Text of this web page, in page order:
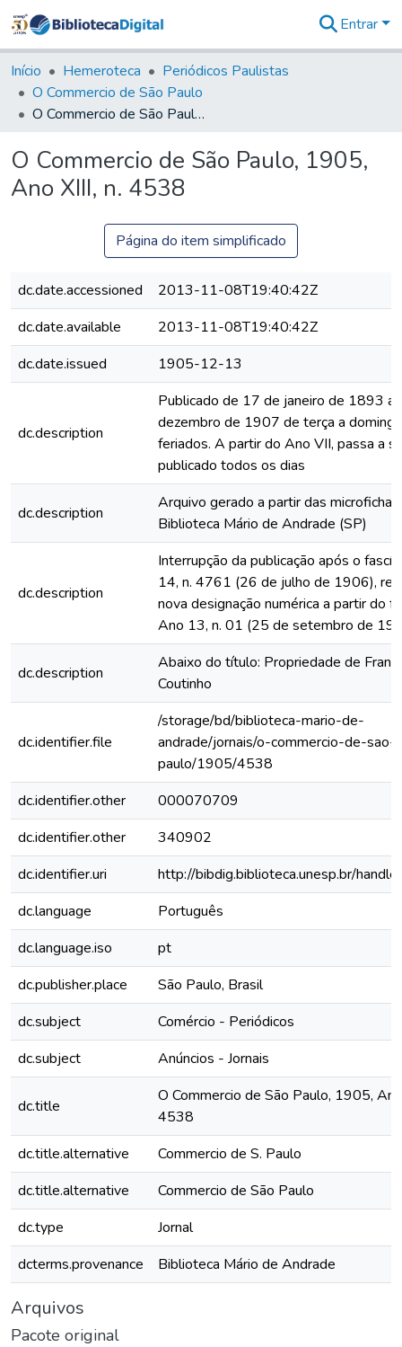
&
Coleções
Tudo na
Biblioteca
Estatísticas
Entrar
Início Hemeroteca
Periódicos Paulistas
O Commercio de São Paulo
O Commercio de São Paulo, 1905, Ano XIII, n. 4538
O Commercio de São Paulo, 1905,
Ano XIII, n. 4538
Página do item simplificado
dc.date.accessioned
2013-11-08T19:40:42Z
dc.date.available
2013-11-08T19:40:42Z
dc.date.issued
1905-12-13
dc.description
Publicado de 17 de janeiro de 1893 a
dezembro de 1907 de terça a
feriados. A partir do Ano VII, passa a
publicado todos os dias
dc.description
Arquivo gerado a partir das
Biblioteca Mário de Andrade (SP)
dc.description
Interrupção da publicação após o
14, n. 4761 (26 de julho de 1906),
nova designação numérica a partir do
Ano 13, n. 01 (25 de setembro de
dc.description
Abaixo do título: Propriedade de
Coutinho
dc.identifier.file
/storage/bd/biblioteca-mario-de-
andrade/jornais/o-commercio-de-sao-
paulo/1905/4538
dc.identifier.other
000070709
dc.identifier.other
340902
dc.identifier.uri
http://bibdig.biblioteca.unesp.br/
dc.language
Português
dc.language.iso
pt
dc.publisher.place
São Paulo, Brasil
dc.subject
Comércio - Periódicos
dc.subject
Anúncios - Jornais
dc.title
O Commercio de São Paulo, 1905,
4538
dc.title.alternative
Commercio de S. Paulo
dc.title.alternative
Commercio de São Paulo
dc.type
Jornal
dcterms.provenance
Biblioteca Mário de Andrade
Arquivos
Pacote original